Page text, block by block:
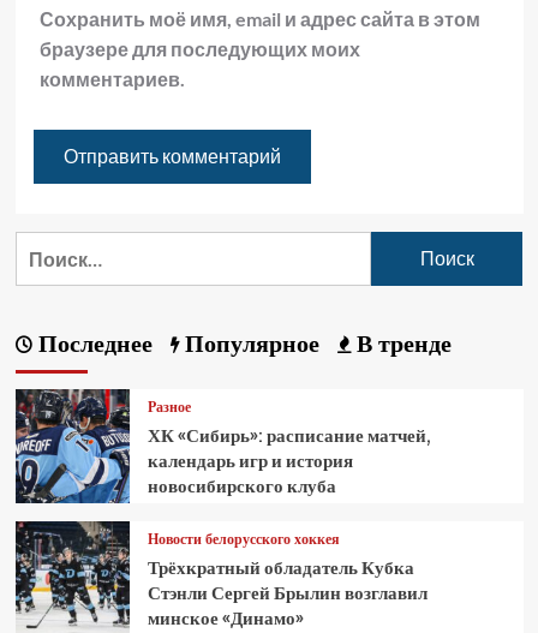
Сохранить моё имя, email и адрес сайта в этом
браузере для последующих моих
комментариев.
Последнее Популярное В тренде
Разное
ХК «Сибирь»: расписание матчей,
календарь игр и история
новосибирского клуба
Новости белорусского хоккея
Трёхкратный обладатель Кубка
Стэнли Сергей Брылин возглавил
минское «Динамо»